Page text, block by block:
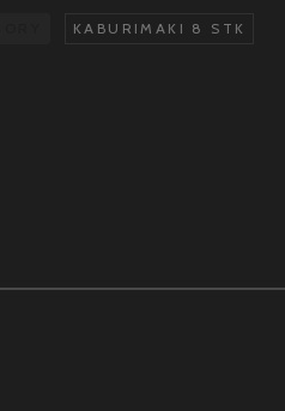
KABURIMAKI 8 STK